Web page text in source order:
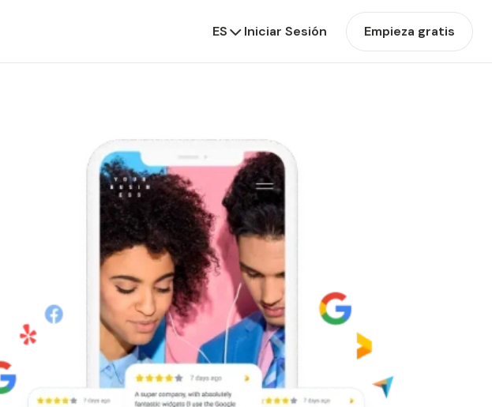
ES Iniciar Sesión Empieza gratis